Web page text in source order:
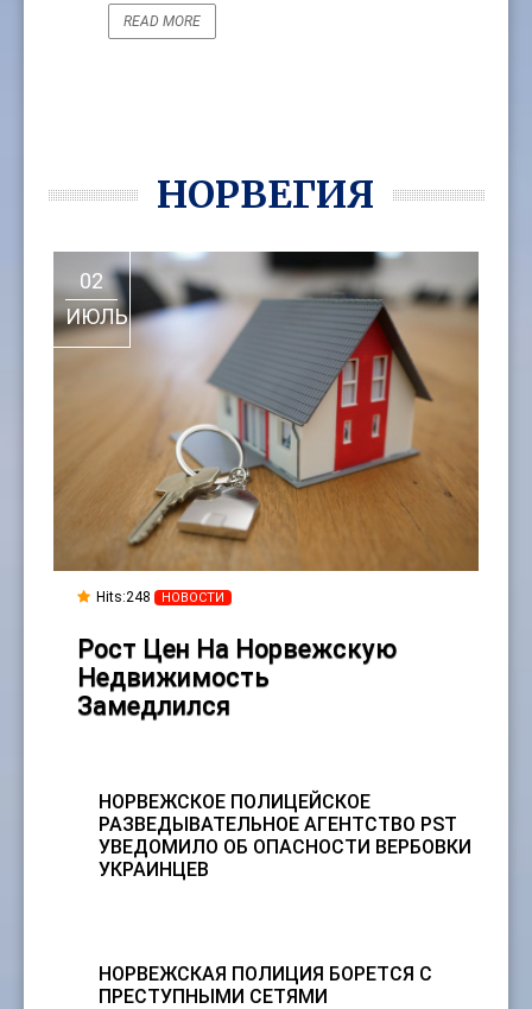
READ MORE
READ MORE
НОРВЕГИЯ
Hits:248 НОВОСТИ
Рост Цен На Норвежскую
Недвижимость
Замедлился
02
ИЮЛЬ
НОРВЕЖСКОЕ ПОЛИЦЕЙСКОЕ
РАЗВЕДЫВАТЕЛЬНОЕ АГЕНТСТВО PST
УВЕДОМИЛО ОБ ОПАСНОСТИ ВЕРБОВКИ
УКРАИНЦЕВ
НОРВЕЖСКАЯ ПОЛИЦИЯ БОРЕТСЯ С
ПРЕСТУПНЫМИ СЕТЯМИ